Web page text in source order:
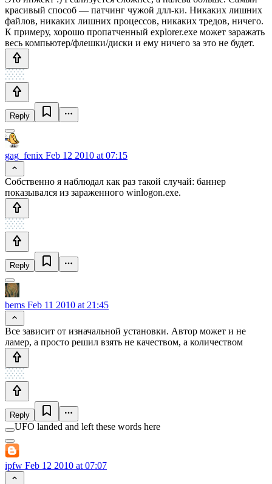
красивый способ — патчинг чужой длл-ки. Никаких лишних
файлов, никаких лишних процессов, никаких тредов, ничего.
К примеру, хорошо пропатченный explorer.exe может заражать
весь компьютер/флешки/диски и ему ничего за это не будет.
Reply
gag_fenix Feb 12 2010 at 07:15
Собственно я наблюдал как раз такой случай: баннер
показывался из зараженного winlogon.exe.
Reply
bems Feb 11 2010 at 21:45
Все зависит от изначальной установки. Автор может и не
ламер, а просто решил взять не качеством, а количеством
Reply
UFO landed and left these words here
ipfw Feb 12 2010 at 07:07